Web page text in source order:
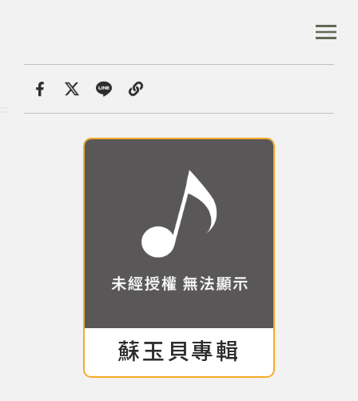
區
:::
首頁 音樂資料庫
:::
專輯:
蘇玉貝專輯
首頁
音樂人口述歷史
專文專區